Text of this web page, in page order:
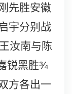
先胜安徽
宇分别战
汝南与陈
锐黑胜¾
方各出一